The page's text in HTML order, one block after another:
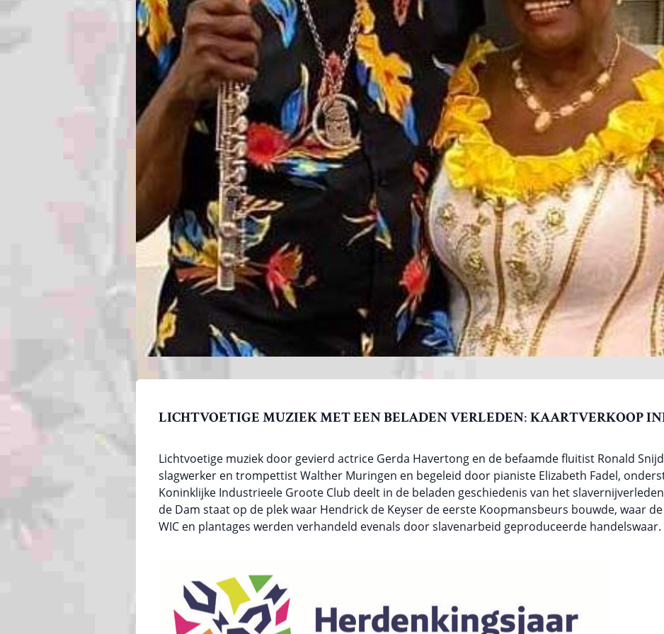
LICHTVOETIGE MUZIEK MET EEN BELADEN VERLEDEN:KAARTVERKOOP
Lichtvoetige muziek door gevierd actrice Gerda Havertong en de befaamde fluitist Ronald
slagwerker en trompettist Walther Muringen en begeleid door pianiste Elizabeth Fadel,
Koninklijke Industrieele Groote Club deelt in de beladen geschiedenis van het
de Dam staat op de plek waar Hendrick de Keyser de eerste Koopmansbeurs bouwde, waar de
WIC en plantages werden verhandeld evenals door slavenarbeid geproduceerde handelswaar.